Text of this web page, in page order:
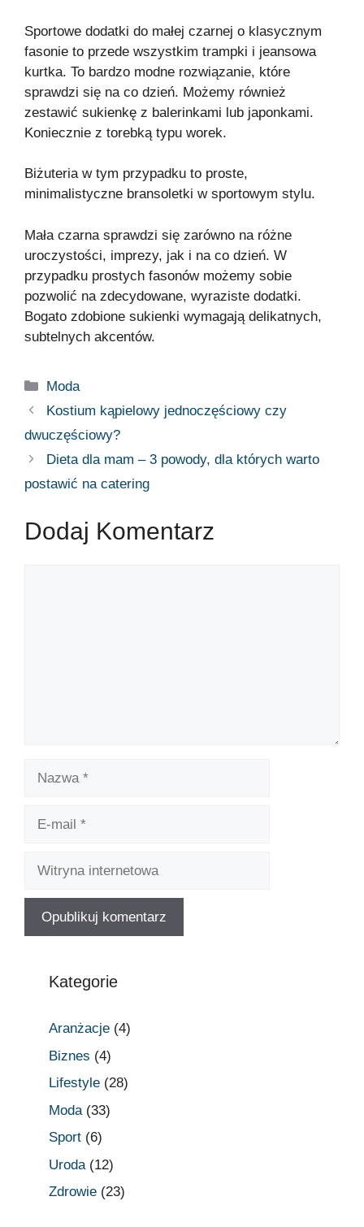
Sportowe dodatki do małej czarnej o klasycznym
fasonie to przede wszystkim trampki i jeansowa
kurtka. To bardzo modne rozwiązanie, które
sprawdzi się na co dzień. Możemy również
zestawić sukienkę z balerinkami lub japonkami.
Koniecznie z torebką typu worek.
Biżuteria w tym przypadku to proste,
minimalistyczne bransoletki w sportowym stylu.
Mała czarna sprawdzi się zarówno na różne
uroczystości, imprezy, jak i na co dzień. W
przypadku prostych fasonów możemy sobie
pozwolić na zdecydowane, wyraziste dodatki.
Bogato zdobione sukienki wymagają delikatnych,
subtelnych akcentów.
Moda
Kostium kąpielowy jednoczęściowy czy
dwuczęściowy?
Dieta dla mam – 3 powody, dla których warto
postawić na catering
Dodaj Komentarz
Kategorie
Aranżacje (4)
Biznes (4)
Lifestyle (28)
Moda (33)
Sport (6)
Uroda (12)
Zdrowie (23)